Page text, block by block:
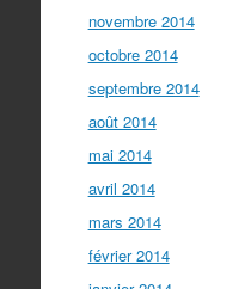
novembre 2014
octobre 2014
septembre 2014
août 2014
mai 2014
avril 2014
mars 2014
février 2014